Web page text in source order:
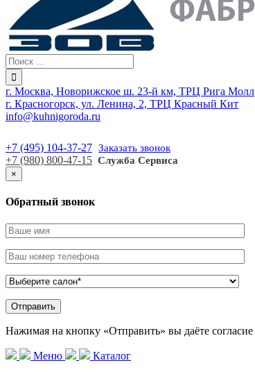
г. Москва, Новорижское ш. 23-й км, ТРЦ Рига Молл
г. Красногорск, ул. Ленина, 2, ТРЦ Красный Кит
info@kuhnigoroda.ru
+7 (495) 104-37-27 Заказать звонок
+7 (980) 800-47-15 Служба Сервиса
×
Обратный звонок
Нажимая на кнопку «Отправить» вы даёте согласие
Меню
Каталог